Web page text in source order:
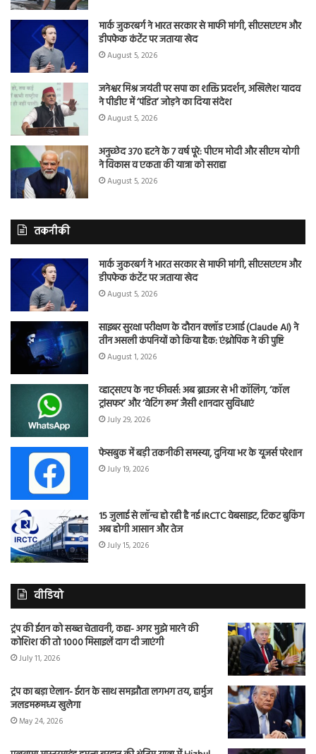
मार्क जुकरबर्ग ने भारत सरकार से माफी मांगी, सीएसएएम और
डीपफेक कंटेंट पर जताया खेद
August 5, 2026
जनेश्वर मिश्र जयंती पर सपा का शक्ति प्रदर्शन, अखिलेश यादव
ने पीडीए में ‘पंडित’ जोड़ने का दिया संदेश
August 5, 2026
अनुच्छेद 370 हटने के 7 वर्ष पूरे: पीएम मोदी और सीएम योगी
ने विकास व एकता की यात्रा को सराहा
August 5, 2026
तकनीकी
मार्क जुकरबर्ग ने भारत सरकार से माफी मांगी, सीएसएएम और
डीपफेक कंटेंट पर जताया खेद
August 5, 2026
साइबर सुरक्षा परीक्षण के दौरान क्लॉड एआई (Claude AI) ने
तीन असली कंपनियों को किया हैक: एंथ्रोपिक ने की पुष्टि
August 1, 2026
व्हाट्सएप के नए फीचर्स: अब ब्राउजर से भी कॉलिंग, ‘कॉल
ट्रांसफर’ और ‘वेटिंग रूम’ जैसी शानदार सुविधाएं
July 29, 2026
फेसबुक में बड़ी तकनीकी समस्या, दुनिया भर के यूजर्स परेशान
July 19, 2026
15 जुलाई से लॉन्च हो रही है नई IRCTC वेबसाइट, टिकट बुकिंग
अब होगी आसान और तेज
July 15, 2026
वीडियो
ट्रंप की ईरान को सख्त चेतावनी, कहा- अगर मुझे मारने की
कोशिश की तो 1000 मिसाइलें दाग दी जाएंगी
July 11, 2026
ट्रंप का बड़ा ऐलान- ईरान के साथ समझौता लगभग तय, हार्मुज
जलडमरूमध्य खुलेगा
May 24, 2026